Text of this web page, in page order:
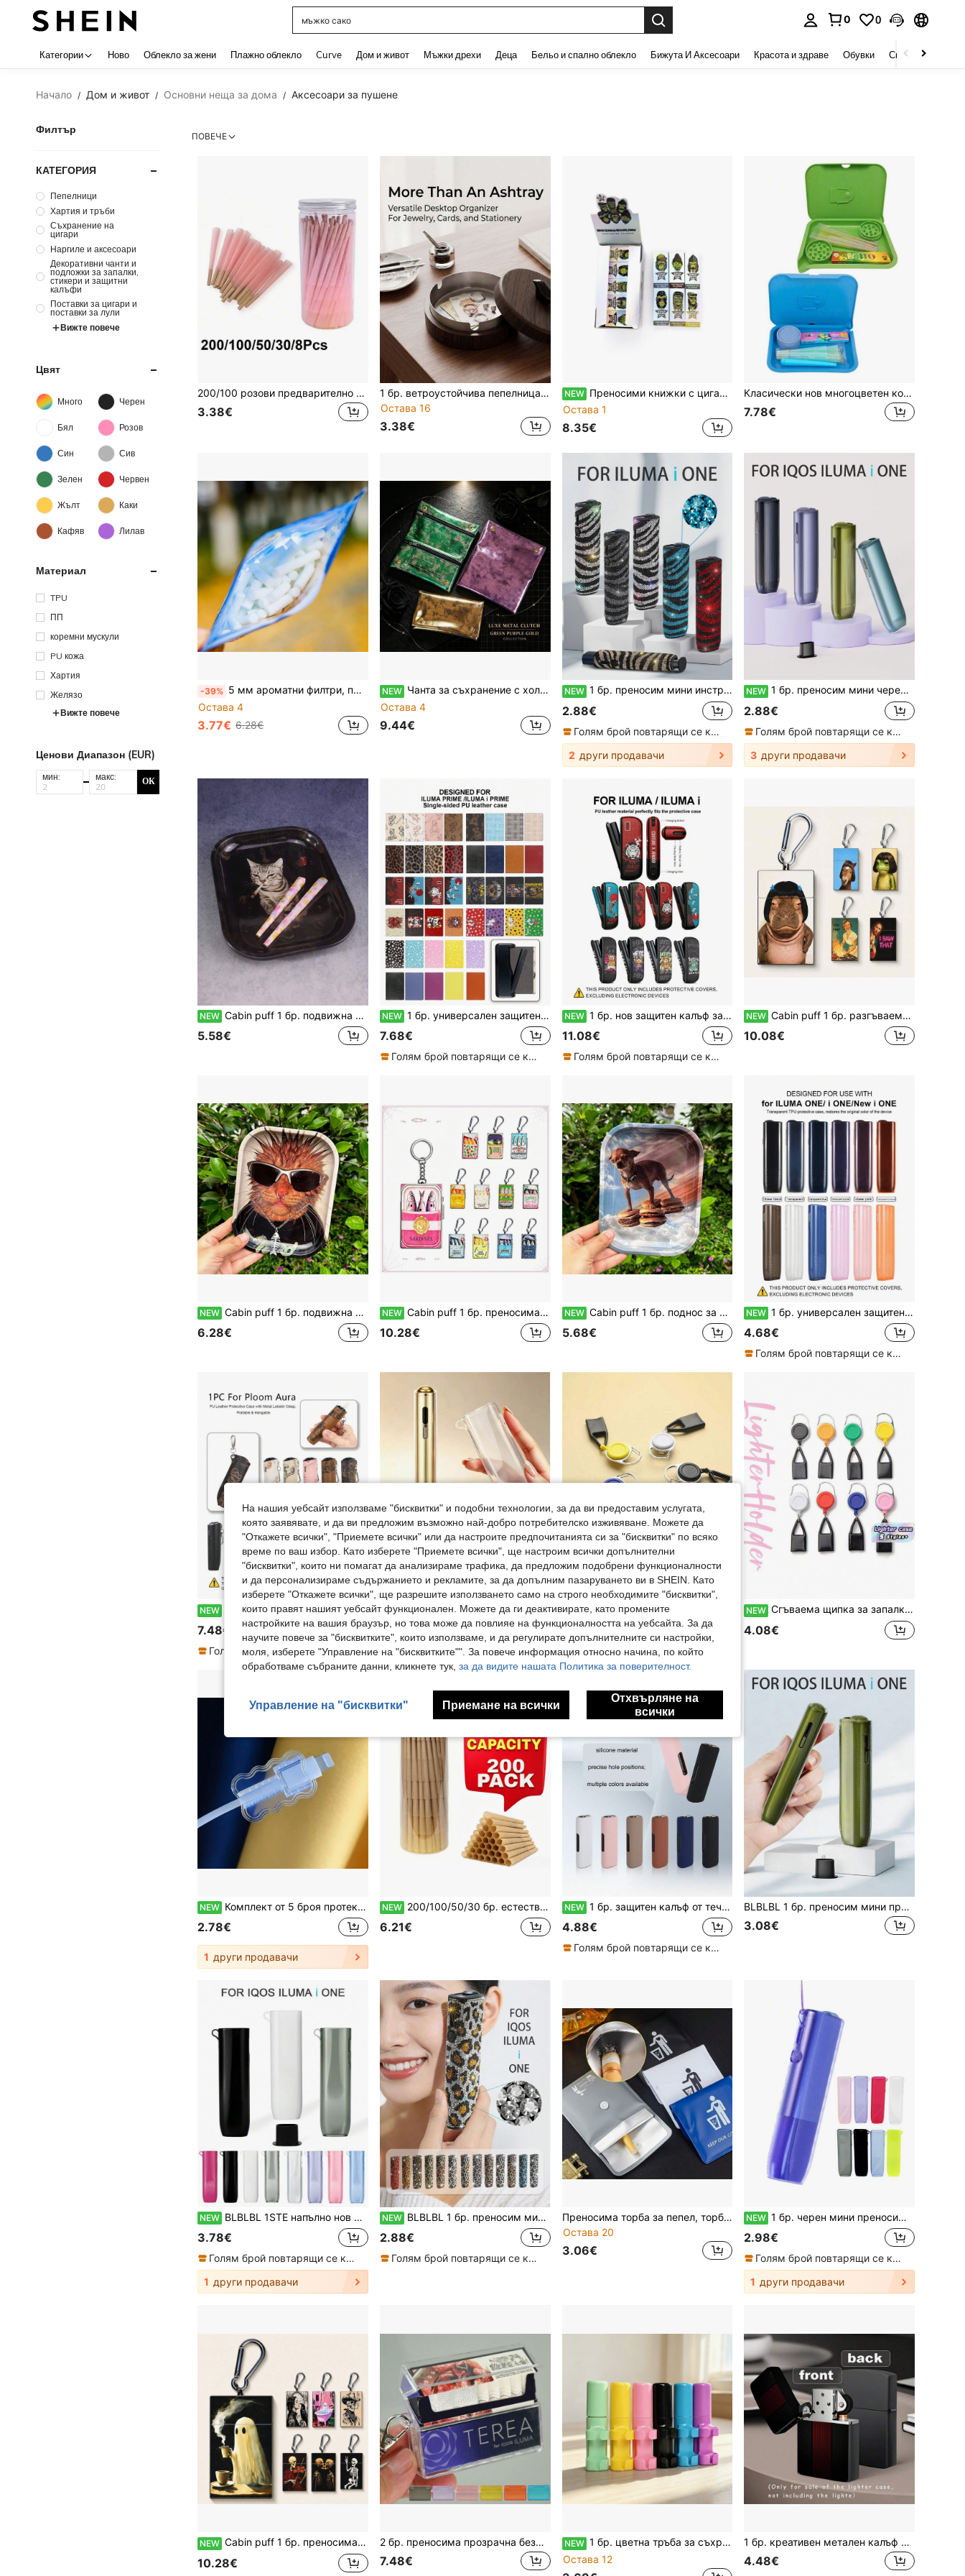
мъжко бельо памук
0 0
Категории Ново Облекло за жени Плажно облекло Curve Дом и живот Мъжки дрехи Деца Бельо и спално облекло Бижута И Аксесоари Красота и здраве Обувки Спорт И На
Начало / Дом и живот / Основни неща за дома / Аксесоари за пушене
Филтър
КАТЕГОРИЯ
Пепелници
Хартия и тръби
Съхранение на
цигари
Наргиле и аксесоари
Декоративни чанти и
подложки за запалки,
стикери и защитни
калъфи
Поставки за цигари и
поставки за лули
Вижте повече
Цвят
Много Черен
Бял Розов
Син Сив
Зелен Червен
Жълт Каки
Кафяв Лилав
Материал
TPU
ПП
коремни мускули
PU кожа
Хартия
Желязо
Вижте повече
Ценови Диапазон (EUR)
мин: макс: ОК
ПОВЕЧЕ
200/100 розови предварително навити цигарета хартия с филтри, големи 4.33 инча/108 мм, бавно горещи
3.38€
1 бр. ветроустойчива пепелница във форма на птица с капак, декоративна поставка за пепел с дървесен десен, с подвижна вътрешна подплата, лесна за почистване, настолен органайзер за декорация, подходяща за дома и офиса
Остава 16
3.38€
NEW Преносими книжки с цигарни хартийки, дизайн в кутия, 25 книжки/кутия, 50 страници/книжка, съвместими с 78 мм/110 мм цигарни хартийки, лесни за навиване, идеални за любители на ръчно навиване, многобройен комплект за дома и партита, аксесоари за пушене, подарък за празници и рожден ден
Остава 1
8.35€
Класически нов многоцветен комплект от 4 части с подвижна табла и капак, включва двуслоен пластмасов мелак 5,5 см * 2,6 см, подвижна табла 19,8 см * 14,8 см, премиум цигарки за навиване 110 мм, 8 бр. конуси, лесен за почистване и съхранение, лесен за навиване, подходящ за пушачи, идеален подарък за Деня на майката, Деня на бащата, Свети Валентин, Коледа, рожден ден, Нова година и празници
7.78€
-39% 5 мм ароматни филтри, предназначени за рафинирано пушене, 120 бр./опаковка многовкусови филтри, които да задоволят разнообразния ви вкус, 6 вкусови опции
Остава 4
3.77€ 6.28€
NEW Чанта за съхранение с холографско златисто фолио и напукан десен, европейски и американски ретро стил с тъмна атмосфера, преносима чанта за аксесоари за пушене за пътуване и автомобил, персонализирана за млади пушачи, от мека кожа с метални щепки, трицветен металически гланц, празничен подарък за Свети Валентин
Остава 4
9.44€
NEW 1 бр. преносим мини инструмент за разглобяване в черен цвят, подходящ за разглобяване на защитен калъф на IQOS ILUMA I ONE
2.88€
Голям брой повтарящи се клиенти
2 други продавачи
NEW 1 бр. преносим мини черен инструмент за разглобяване, подходящ за разглобяване на защитен калъф на IQOS ILUMA I ONE
2.88€
Голям брой повтарящи се клиенти
3 други продавачи
NEW Cabin puff 1 бр. подвижна табла за навиване с шарка на американска късокосместа котка, отличен инструмент за навиване, идеален празничен подарък
5.58€
NEW 1 бр. универсален защитен калъф от PU кожа за IQOS ILUMA PRIME/Iluma I Prime с сменяем преден капак, износоустойчив защитен панел, модерен минималистичен бизнес стил с персонализирани графити и карикатури, наличен в множество стилове, лесен за монтиране и сваляне, преносим необходим аксесоар за устройства за пушене, унисекс стил за двойки, празничен подарък, мека повърхност от PU кожа, устойчив на отпечатъци и удари, тънко прилепване към корпуса на устройството без излишна обемност, плавно отваряне и затваряне без разхлабване
7.68€
Голям брой повтарящи се клиенти
NEW 1 бр. нов защитен калъф за IQOS ILUMA / ILUMA I, от подбрана PU кожа, приятен на допир, противохлъзгащ се, пълна защита, удароустойчив, устойчив на отпечатъци, износоустойчив, устойчив на надраскване, дизайн с пълно покритие, ефективно защитава устройството, прецизни отвори, изчистен модерен стил, персонализиран карикатурен десен, лек и преносим, дава нов вид на устройството, наличен в няколко цвята, стил за двойки, кутия за съхранение, подарък за други
11.08€
Голям брой повтарящи се клиенти
NEW Cabin puff 1 бр. разгъваема преносима пепелница с забавен принт на хипопотам и напомнящ мотив с котка, подарък пепелница
10.08€
NEW Cabin puff 1 бр. подвижна табла за навиване с котешки десен, отличен инструмент за навиване, идеален празничен подарък
6.28€
NEW Cabin puff 1 бр. преносима пепелница с прищяпване Sardine Element с забавен принт и шарка с котечко напомняне, идеален празничен подарък
10.28€
NEW Cabin puff 1 бр. поднос за навиване с шарка на хамбургер и куче, отличен инструмент за навиване, идеален празничен подарък
5.68€
NEW 1 бр. универсален защитен калъф за IQOS ILUMA ONE/Iluma I One/New ILUMA I ONE Series, от висококачествен прозрачен TPU материал, еднокомпонентно формован, модерен минималистичен бизнес стил, преносим и лек, възстановява усещането за гол уред, едноцветен прозрачен с акцент върху оригиналния цвят на уреда, диагонални райета отдолу за многослоен ефект, удароустойчив и устойчив на надраскване, унисекс стил за двойки, празничен подарък, с отвор за връзка
4.68€
Голям брой повтарящи се клиенти
NEW 1 бр. нов калъф от PU кожа за Ploom Aura, модерен минималистичен персонализиран дизайн с кафяво мече и метална щипка тип лобстер
7.48€
Голям брой повтарящи се клиенти
NEW BLBLBL 1 бр. нов прозрачен мек калъф от TPU в едноцветен дизайн с отвор за закачане, защитен калъф за 7-мо поколение IQOS ILUMA I ONE, противохлъзгащ се и удароустойчив, подходящ за ежедневна употреба или DIY
2.68€
NEW 3 бр. примък за ключове с разтегащ се държач за запалка, антизагубаваща се връзка за запалка с бяла каишка, лека пластмасова метална щипка за колан, преносим аксесоар за стандартни запалки за ежедневна употреба на открито
5.48€
NEW Сгъваема щипка за запалка с компактна мека гумена обвивка (17 мм); подходяща за запалки, химикалки, червила и др.
4.08€
NEW Комплект от 5 броя протектори за кабели от TPU, допълнителни протектори за кабели, без батерия, подходящи за защита на кабел за данни на мобилен телефон
2.78€
1 други продавачи
NEW 200/100/50/30 бр. естествени предварително навити конусни цигарни хартийки, 1-1/4 инча ултра тънки бавно горящи конусни хартийки за навиване с филтърни накрайници/глави за навиване, във форма на тръба, подходящи като подаръци за празници/Свети Валентин и аксесоари за пушене, подаръци за Деня на бащата
6.21€
NEW 1 бр. защитен калъф от течен силикон за LIL AIBLE 3.0, мек силиконов материал, деликатен и приятен за кожата, издръжлив и устойчив на деформация, с прецизни отвори, лек и не обемен, ефективно предпазва от падане и отпечатъци, предпазва устройството от удари и драскотини, минималистичен бизнес стил, наличен в няколко цвята, универсален унисекс стил за двойки, преносима кутия за съхранение, за лична употреба или като празничен подарък
4.88€
Голям брой повтарящи се клиенти
BLBLBL 1 бр. преносим мини премахвач на черупка в черен цвят, подходящ за разглобяване на защитния калъф на IQOS ILUMA I ONE
3.08€
NEW BLBLBL 1STE напълно нов мек защитен калъф от непрозрачен TPU в едноцветен дизайн с отвор за закачане за IQOS ILUMA I ONE + 1 резервен инструмент, износоустойчив тънък TPU материал, удароустойчив, против надраскване, с пълно захващане и противохлъзгащо покритие, подходящ за най-новия IQOS ILUMA I ONE 2026
3.78€
Голям брой повтарящи се клиенти
1 други продавачи
NEW BLBLBL 1 бр. преносим мини черен инструмент за разглобяване, подходящ за разглобяване на защитен калъф на IQOS ILUMA I ONE
2.88€
Голям брой повтарящи се клиенти
Преносима торба за пепел, торба за пепел за на открито и пътуване, торба за съхранение на пепел
Остава 20
3.06€
NEW 1 бр. черен мини преносим инструмент за смяна на калъф, подходящ за разглобяване и сглобяване на защитен калъф за IQOS ILUMA I ONE
2.98€
Голям брой повтарящи се клиенти
1 други продавачи
NEW Cabin puff 1 бр. преносима пепелница с дизайн за изтегляне, забавна принт с тема Хелоуин, шарка Ghost Reminder, подарък пепелница
10.28€
2 бр. преносима прозрачна безцветна кутия за съхранение на капсули за пушене с капак за преобръщане за TEREA, от PC материал, устойчива на натиск, удароустойчива и недеформируема, подходяща за подарък за семейство и приятели
7.48€
NEW 1 бр. цветна тръба за съхранение на макарон за запалка, интегрирана стойка, запечатан преносим пластмасов защитен калъф против падане за еднократна запалка, аксесоари за пушене
Остава 12
1 бр. креативен метален калъф за запалка в черно с 2D HD печат, удароустойчив и устойчив на натиск, лек дизайн, високопрецизен текстурен печат, класически червено-черен райен десен, подходящ за мъже като подарък или за лична употреба, излъчва персонализиран стил и вкус
4.48€
На нашия уебсайт използваме "бисквитки" и подобни технологии, за да ви предоставим услугата,
която заявявате, и да ви предложим възможно най-добро потребителско изживяване. Можете да
"Откажете всички", "Приемете всички" или да настроите предпочитанията си за "бисквитки" по всяко
време по ваш избор. Като изберете "Приемете всички", ще настроим всички допълнителни
"бисквитки", които ни помагат да анализираме трафика, да предложим подобрени функционалности
и да персонализираме съдържанието и рекламите, за да допълним пазаруването ви в SHEIN. Като
изберете "Откажете всички", ще разрешите използването само на строго необходимите "бисквитки",
които правят нашият уебсайт функционален. Можете да ги деактивирате, като промените
настройките на вашия браузър, но това може да повлияе на функционалността на уебсайта. За да
научите повече за "бисквитките", които използваме, и да регулирате допълнителните си настройки,
моля, изберете "Управление на "бисквитките"". За повече информация относно начина, по който
обработваме събраните данни, кликнете тук, за да видите нашата Политика за поверителност.
Управление на "бисквитки" Приемане на всички
Отхвърляне на
всички